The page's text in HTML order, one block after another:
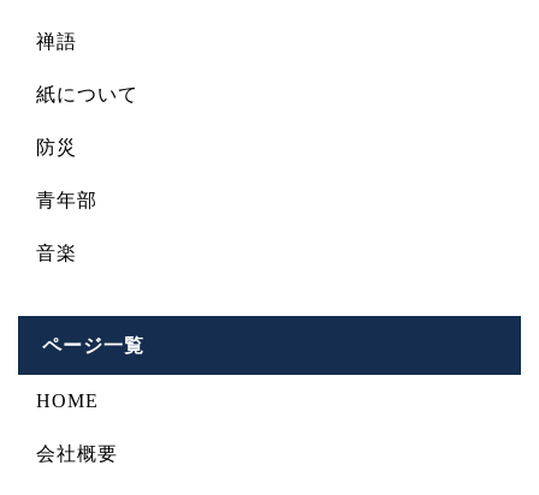
禅語
紙について
防災
青年部
音楽
ページ一覧
HOME
会社概要